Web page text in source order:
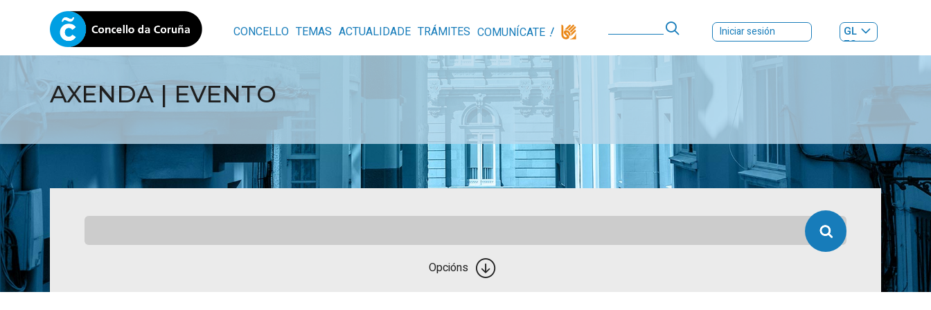
CONCELLO TEMAS ACTUALIDADE TRÁMITES COMUNÍCATE Iniciar sesión
GL
ES|
AXENDA | EVENTO
Opcións